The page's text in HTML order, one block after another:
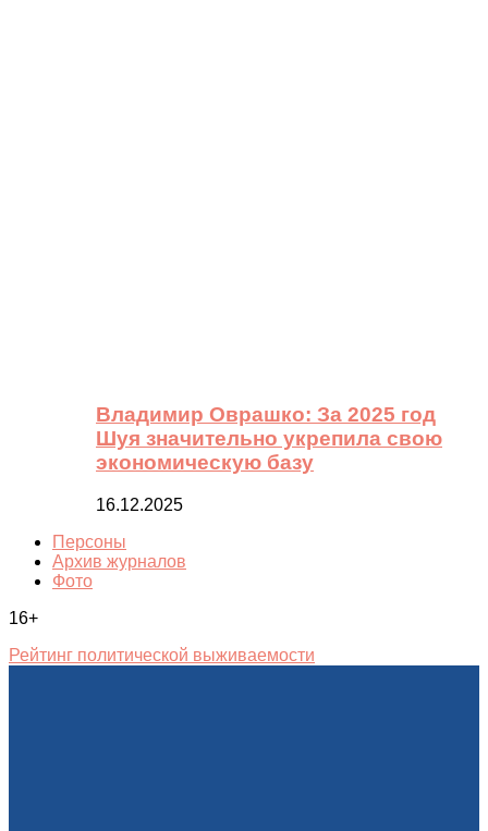
Владимир Оврашко: За 2025 год
Шуя значительно укрепила свою
экономическую базу
16.12.2025
Персоны
Архив журналов
Фото
16+
Рейтинг политической выживаемости